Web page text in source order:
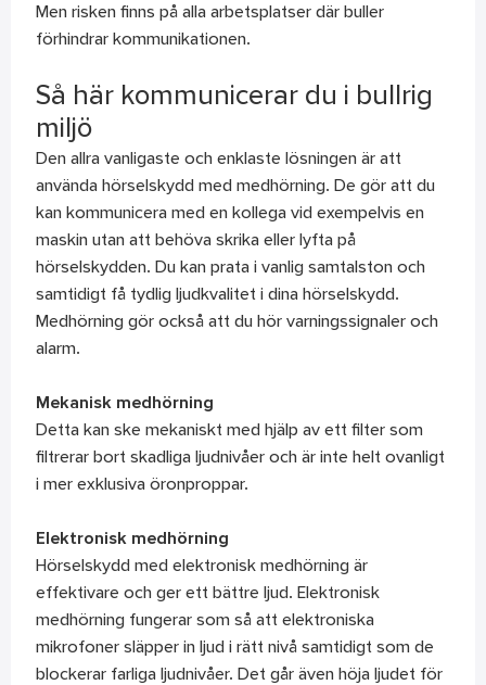
Men risken finns på alla arbetsplatser där buller
förhindrar kommunikationen.
Så här kommunicerar du i bullrig
miljö
Den allra vanligaste och enklaste lösningen är att
använda hörselskydd med medhörning. De gör att du
kan kommunicera med en kollega vid exempelvis en
maskin utan att behöva skrika eller lyfta på
hörselskydden. Du kan prata i vanlig samtalston och
samtidigt få tydlig ljudkvalitet i dina hörselskydd.
Medhörning gör också att du hör varningssignaler och
alarm.
Mekanisk medhörning
Detta kan ske mekaniskt med hjälp av ett filter som
filtrerar bort skadliga ljudnivåer och är inte helt ovanligt
i mer exklusiva öronproppar.
Elektronisk medhörning
Hörselskydd med elektronisk medhörning är
effektivare och ger ett bättre ljud. Elektronisk
medhörning fungerar som så att elektroniska
mikrofoner släpper in ljud i rätt nivå samtidigt som de
blockerar farliga ljudnivåer. Det går även höja ljudet för